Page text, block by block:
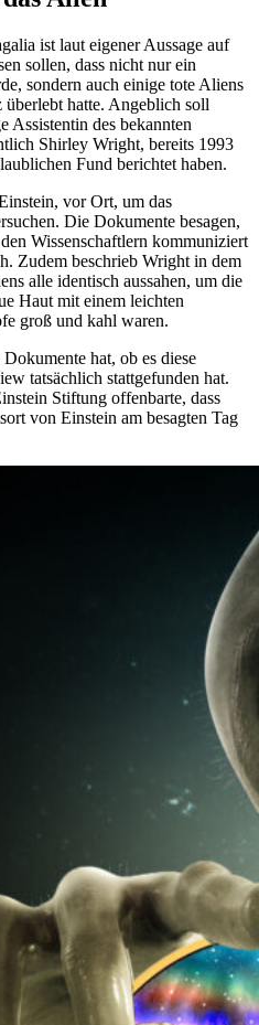
ist laut eigener Aussage auf
sollen, dass nicht nur ein
sondern auch einige tote Aliens
hatte. Angeblich soll
Assistentin des bekannten
Shirley Wright, bereits 1993
Fund berichtet haben.
vor Ort, um das
Die Dokumente besagen,
Wissenschaftlern kommuniziert
Zudem beschrieb Wright in dem
alle identisch aussahen, um die
Haut mit einem leichten
groß und kahl waren.
hat, ob es diese
tatsächlich stattgefunden hat.
Stiftung offenbarte, dass
von Einstein am besagten Tag